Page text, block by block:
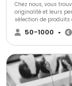
Chez nous, vous
originalité et leurs
sélection de produits
Découvrez nos
performances
50-1000 •